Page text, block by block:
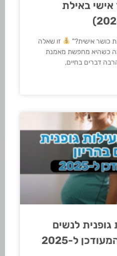
באילת
כושר אישית?"
זו שאלה
כשהיא מחפשת מאמנת
דברים בחיים,
לנשים
ל-2025